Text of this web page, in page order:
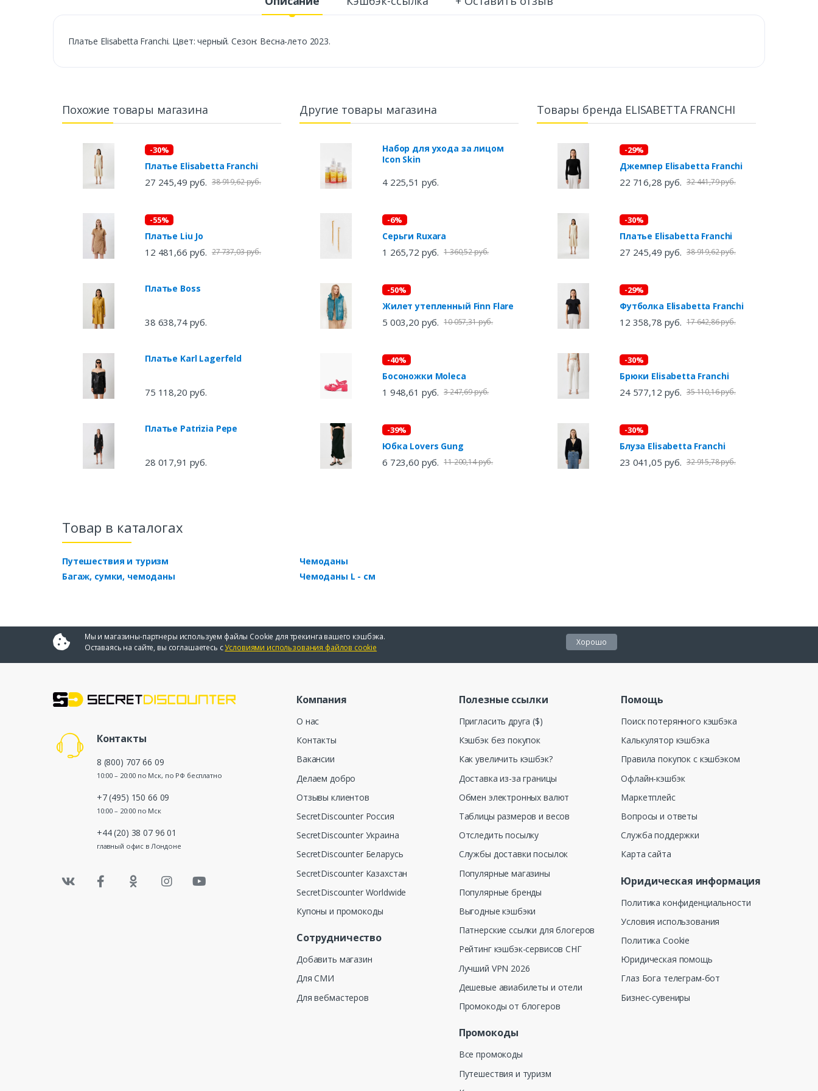
Платье Elisabetta Franchi. Цвет: черный. Сезон: Весна-лето 2023.
Похожие товары магазина
-30%
Платье Elisabetta Franchi
27 245,49 руб. 38 919,62 руб.
-55%
Платье Liu Jo
12 481,66 руб. 27 737,03 руб.
Платье Boss
38 638,74 руб.
Платье Karl Lagerfeld
75 118,20 руб.
Платье Patrizia Pepe
28 017,91 руб.
Другие товары магазина
Набор для ухода за лицом
Icon Skin
4 225,51 руб.
-6%
Серьги Ruxara
1 265,72 руб. 1 360,52 руб.
-50%
Жилет утепленный Finn Flare
5 003,20 руб. 10 057,31 руб.
-40%
Босоножки Moleca
1 948,61 руб. 3 247,69 руб.
-39%
Юбка Lovers Gung
6 723,60 руб. 11 200,14 руб.
Товары бренда ELISABETTA FRANCHI
-29%
Джемпер Elisabetta Franchi
22 716,28 руб. 32 441,79 руб.
-30%
Платье Elisabetta Franchi
27 245,49 руб. 38 919,62 руб.
-29%
Футболка Elisabetta Franchi
12 358,78 руб. 17 642,86 руб.
-30%
Брюки Elisabetta Franchi
24 577,12 руб. 35 110,16 руб.
-30%
Блуза Elisabetta Franchi
23 041,05 руб. 32 915,78 руб.
Товар в каталогах
Путешествия и туризм
Багаж, сумки, чемоданы
Чемоданы
Чемоданы L - см
Мы и магазины-партнеры используем файлы Cookie для трекинга вашего кэшбэка.
Оставаясь на сайте, вы соглашаетесь сУсловиями использования файлов cookie
Хорошо
Контакты
8 (800) 707 66 09
10:00 – 20:00 по Мск, по РФ бесплатно
+7 (495) 150 66 09
10:00 – 20:00 по Мск
+44 (20) 38 07 96 01
главный офис в Лондоне
Компания
О нас
Контакты
Вакансии
Делаем добро
Отзывы клиентов
SecretDiscounter Россия
SecretDiscounter Украина
SecretDiscounter Беларусь
SecretDiscounter Казахстан
SecretDiscounter Worldwide
Купоны и промокоды
Сотрудничество
Добавить магазин
Для СМИ
Для вебмастеров
Полезные ссылки
Пригласить друга ($)
Кэшбэк без покупок
Как увеличить кэшбэк?
Доставка из-за границы
Обмен электронных валют
Таблицы размеров и весов
Отследить посылку
Службы доставки посылок
Популярные магазины
Популярные бренды
Выгодные кэшбэки
Патнерские ссылки для блогеров
Рейтинг кэшбэк-сервисов СНГ
Лучший VPN 2026
Дешевые авиабилеты и отели
Промокоды от блогеров
Промокоды
Все промокоды
Путешествия и туризм
Помощь
Поиск потерянного кэшбэка
Калькулятор кэшбэка
Правила покупок с кэшбэком
Офлайн-кэшбэк
Маркетплейс
Вопросы и ответы
Служба поддержки
Карта сайта
Юридическая информация
Политика конфиденциальности
Условия использования
Политика Cookie
Юридическая помощь
Глаз Бога телеграм-бот
Бизнес-сувениры